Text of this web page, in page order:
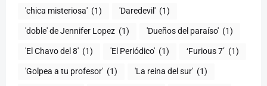
'chica misteriosa' (1) 'Daredevil' (1)
'doble' de Jennifer Lopez (1) 'Dueños del paraíso' (1)
'El Chavo del 8' (1) 'El Periódico' (1) ‘Furious 7’ (1)
'Golpea a tu profesor' (1) 'La reina del sur' (1)